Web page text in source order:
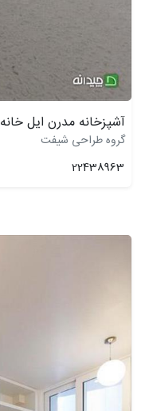
آشپزخانه مدرن ایل خانه
گروه طراحی شیفت
22438963